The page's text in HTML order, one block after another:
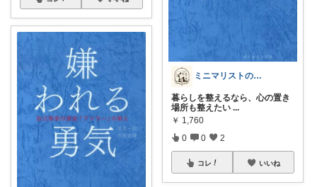
ミニマリストのたまさん
暮らしを整えるなら、心の置き
場所も整えたい ...
￥ 1,760
0 0 2
コレ いいね